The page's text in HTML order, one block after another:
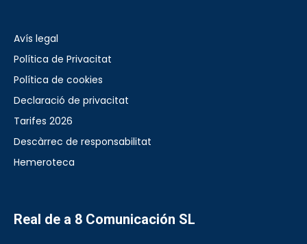
Avís legal
Política de Privacitat
Política de cookies
Declaració de privacitat
Tarifes 2026
Descàrrec de responsabilitat
Hemeroteca
Real de a 8 Comunicación SL